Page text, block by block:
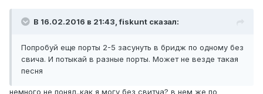
В 16.02.2016 в 21:43, fiskunt сказал:
Попробуй еще порты 2-5 засунуть в бридж по одному без
свича. И потыкай в разные порты. Может не везде такая
песня
немного не понял..как я могу без свитча? в нем же по